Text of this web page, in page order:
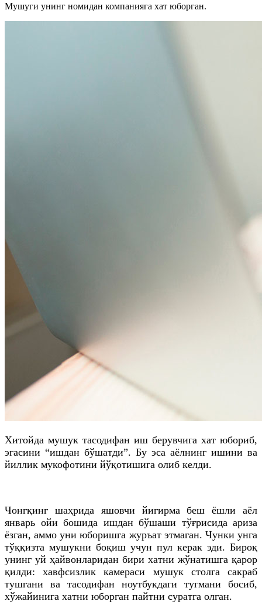
Мушуги унинг номидан компанияга хат юборган.
Хитойда мушук тасодифан иш берувчига хат юбориб,
эгасини “ишдан бўшатди”. Бу эса аёлнинг ишини ва
йиллик мукофотини йўқотишига олиб келди.
Чонгқинг шаҳрида яшовчи йигирма беш ёшли аёл
январь ойи бошида ишдан бўшаши тўғрисида ариза
ёзган, аммо уни юборишга журъат этмаган. Чунки унга
тўққизта мушукни боқиш учун пул керак эди. Бироқ
унинг уй ҳайвонларидан бири хатни жўнатишга қарор
қилди: хавфсизлик камераси мушук столга сакраб
тушгани ва тасодифан ноутбукдаги тугмани босиб,
хўжайинига хатни юборган пайтни суратга олган.